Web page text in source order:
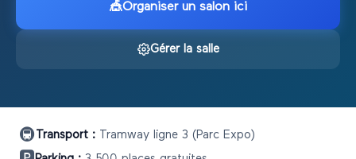
🎪Organiser un salon ici
Gérer la salle
🚇 Transport : Tramway ligne 3 (Parc Expo)